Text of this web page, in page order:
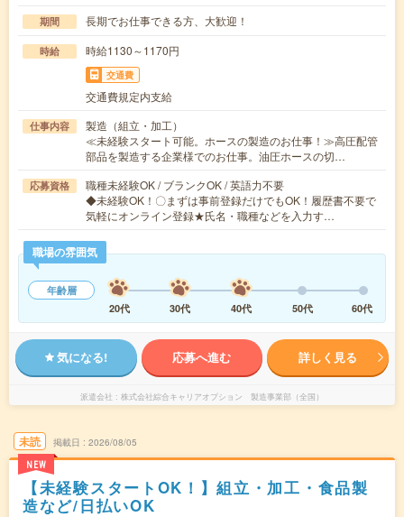
期間 長期でお仕事できる方、大歓迎！
時給 時給1130～1170円
交通費
交通費規定内支給
仕事内容
製造（組立・加工）
≪未経験スタート可能。ホースの製造のお仕事！≫高圧配管
部品を製造する企業様でのお仕事。油圧ホースの切…
応募資格
職種未経験OK / ブランクOK / 英語力不要
◆未経験OK！〇まずは事前登録だけでもOK！履歴書不要で
気軽にオンライン登録★氏名・職種などを入力す…
職場の雰囲気
年齢層
20代
30代 40代 50代 60代
気になる! 応募へ進む 詳しく見る
派遣会社 株式会社綜合キャリアオプション 製造事業部（全国）
未読
NEW
掲載日 2026/08/05
【未経験スタートOK！】組立・加工・食品製
造など/日払いOK